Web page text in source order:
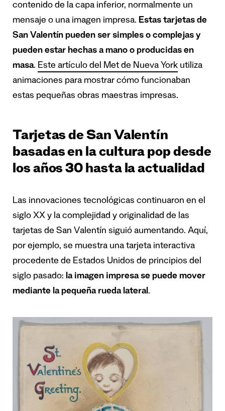
contenido de la capa inferior, normalmente un
mensaje o una imagen impresa. Estas tarjetas de
San Valentín pueden ser simples o complejas y
pueden estar hechas a mano o producidas en
masa. Este artículo del Met de Nueva York utiliza
animaciones para mostrar cómo funcionaban
estas pequeñas obras maestras impresas.
Tarjetas de San Valentín
basadas en la cultura pop desde
los años 30 hasta la actualidad
Las innovaciones tecnológicas continuaron en el
siglo XX y la complejidad y originalidad de las
tarjetas de San Valentín siguió aumentando. Aquí,
por ejemplo, se muestra una tarjeta interactiva
procedente de Estados Unidos de principios del
siglo pasado: la imagen impresa se puede mover
mediante la pequeña rueda lateral.